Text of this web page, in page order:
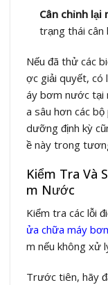
Cân chỉnh lại
trạng thái cân
Nếu đã thử các
ợc giải quyết, có
áy bơm nước tại
a sâu hơn các bộ
dưỡng định kỳ
ề này trong
Kiểm Tra Và
m Nước
Kiểm tra các lỗi
ửa chữa máy
m nếu không xử
Trước tiên, hãy